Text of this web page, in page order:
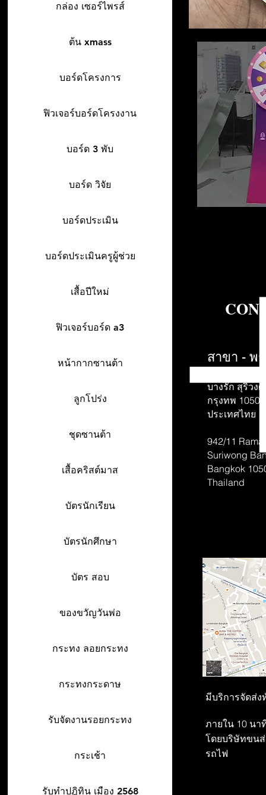
กล่อง เซอร์ไพรส์
ต้น xmass
บอร์ดโครงการ
ฟิวเจอร์บอร์ดโครงงาน
บอร์ด 3 พับ
บอร์ด วิจัย
บอร์ดประเมิน
บอร์ดประเมินครูผู้ช่วย
เสื้อปีใหม่
ฟิวเจอร์บอร์ด a3
หน้ากากซานต้า
ลูกโปร่ง
ชุดซานต้า
เสื้อคริสต์มาส
บัตรนักเรียน
บัตรนักศึกษา
บัตร สอบ
ของขวัญวันพ่อ
กระทง ลอยกระทง
กระทงกระดาษ
รับจัดงานรอยกระทง
กระเช้า
รับทำปฎิทิน เมือง 2568
สาขา - พ
บางรัก สุริวงศ์
กรุงทพ 10500
ประเทศไทย
942/11 Rama
Suriwong
Bangkok
Thailand
มีบริการจัดส่ง
ภายใน 10 นา
โดยบริษัทขน
รถไฟ